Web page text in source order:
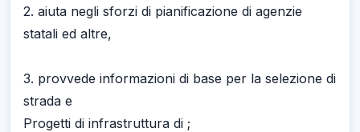
2. aiuta negli sforzi di pianificazione di agenzie
statali ed altre,
3. provvede informazioni di base per la selezione di
strada e
Progetti di infrastruttura di ;